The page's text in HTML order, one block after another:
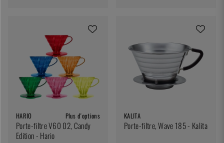
HARIO Plus d'options
Porte-filtre V60 02, Candy
Edition - Hario
KALITA
Porte-filtre, Wave 185 - Kalita